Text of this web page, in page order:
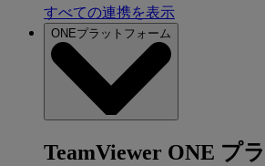
すべての連携を表示
ONEプラットフォーム
TeamViewer ONE プ